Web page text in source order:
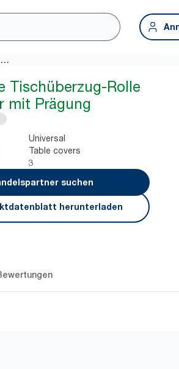
Tork weiße Tischüberzug-Rolle aus Papier mit Prägung
Tischüberzug-Rolle
mit Prägung
Universal
Table covers
3
suchen
herunterladen